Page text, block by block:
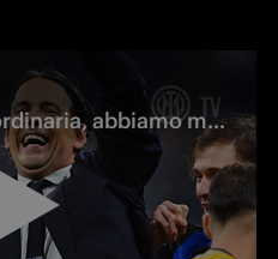
Inzaghi: «Serata straordinaria, abbiamo messo il cuore in campo»